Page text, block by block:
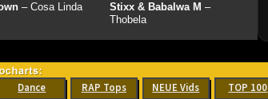
– Cosa Linda Stixx & Babalwa M –
Thobela
Dance RAP Tops NEUE Vids TOP 100